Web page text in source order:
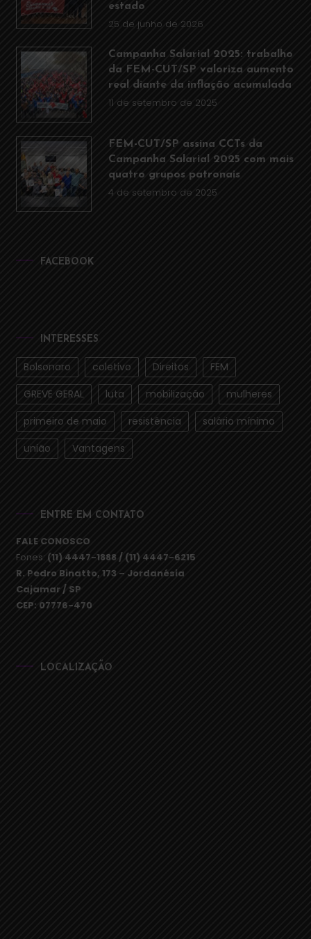
estado
25 de junho de 2026
Campanha Salarial 2025: trabalho
da FEM-CUT/SP valoriza aumento
real diante da inflação acumulada
11 de setembro de 2025
FEM-CUT/SP assina CCTs da
Campanha Salarial 2025 com mais
quatro grupos patronais
4 de setembro de 2025
FACEBOOK
INTERESSES
Bolsonaro coletivo Direitos
FEM
GREVE GERAL
luta mobilização
mulheres
primeiro de maio
resistência
salário mínimo
união
Vantagens
ENTRE EM CONTATO
FALE CONOSCO
Fones: (11) 4447-1888 / (11) 4447-6215
R. Pedro Binatto, 173 – Jordanésia
Cajamar / SP
CEP: 07776-470
LOCALIZAÇÃO